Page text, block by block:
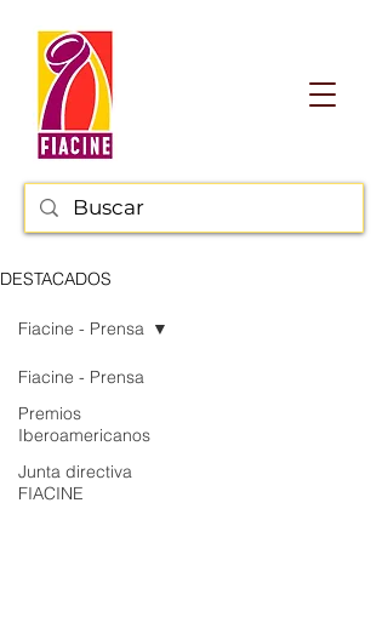
DESTACADOS
Fiacine - Prensa
Premios
Iberoamericanos
Junta directiva
FIACINE
Fiacine - Prensa